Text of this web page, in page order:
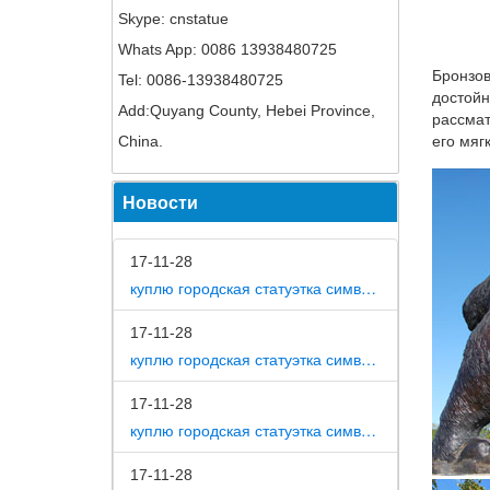
Skype: cnstatue
Whats App: 0086 13938480725
Tel: 0086-13938480725
Add:Quyang County, Hebei Province,
China.
Новости
17-11-28
куплю городская статуэтка символ собака в дом
17-11-28
куплю городская статуэтка символ собака в метро москвы
17-11-28
куплю городская статуэтка символ собака на площади революции
17-11-28
Для
[1,0 M],
его